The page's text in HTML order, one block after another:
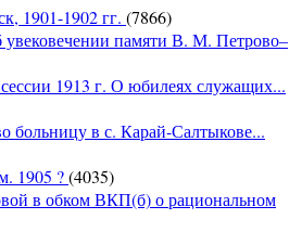
1901-1902 гг. (7866)
увековечении памяти В. М. Петрово–
1913 г. О юбилеях служащих...
больницу в с. Карай-Салтыкове...
1905 ?(4035)
в обком ВКП(б) о рациональном